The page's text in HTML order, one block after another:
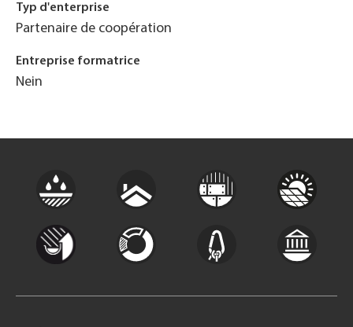
Typ d'enterprise
Partenaire de coopération
Entreprise formatrice
Nein